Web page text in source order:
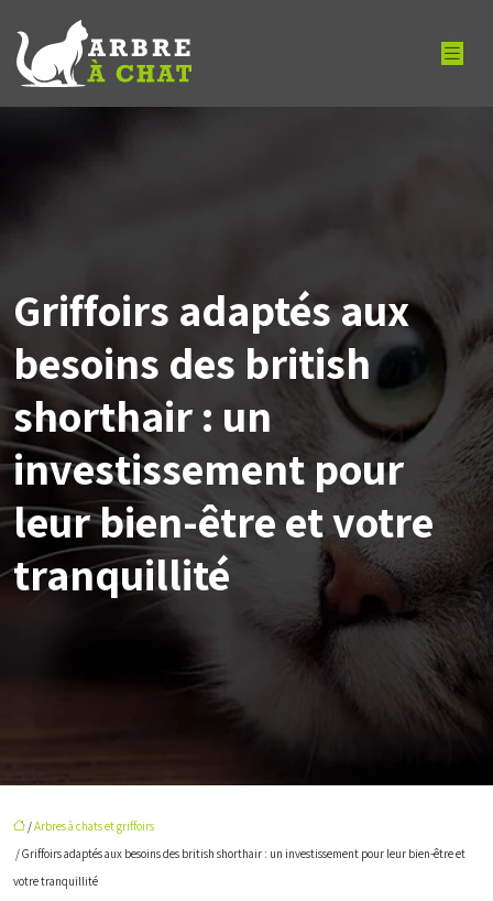
Griffoirs adaptés aux
besoins des british
shorthair : un
investissement pour
leur bien-être et votre
tranquillité
/Arbres à chats et griffoirs
/ Griffoirs adaptés aux besoins des british shorthair : un investissement pour leur bien-être et
votre tranquillité